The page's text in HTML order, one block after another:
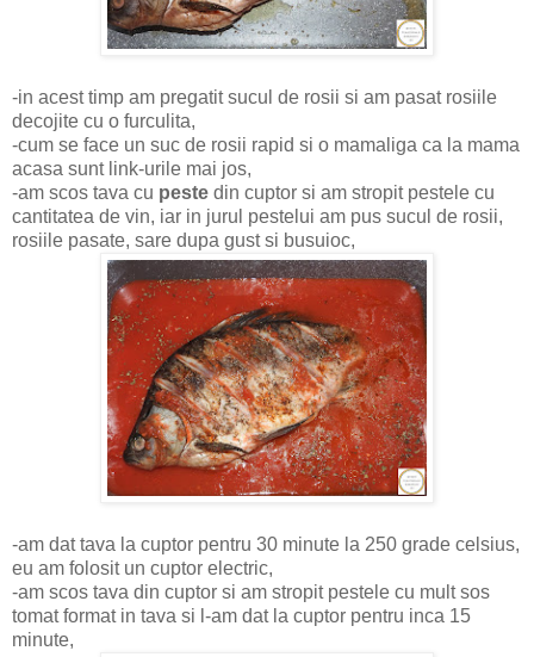
-in acest timp am pregatit sucul de rosii si am pasat rosiile
decojite cu o furculita,
-cum se face un suc de rosii rapid si o mamaliga ca la mama
acasa sunt link-urile mai jos,
-am scos tava cu peste din cuptor si am stropit pestele cu
cantitatea de vin, iar in jurul pestelui am pus sucul de rosii,
rosiile pasate, sare dupa gust si busuioc,
-am dat tava la cuptor pentru 30 minute la 250 grade celsius,
eu am folosit un cuptor electric,
-am scos tava din cuptor si am stropit pestele cu mult sos
tomat format in tava si l-am dat la cuptor pentru inca 15
minute,